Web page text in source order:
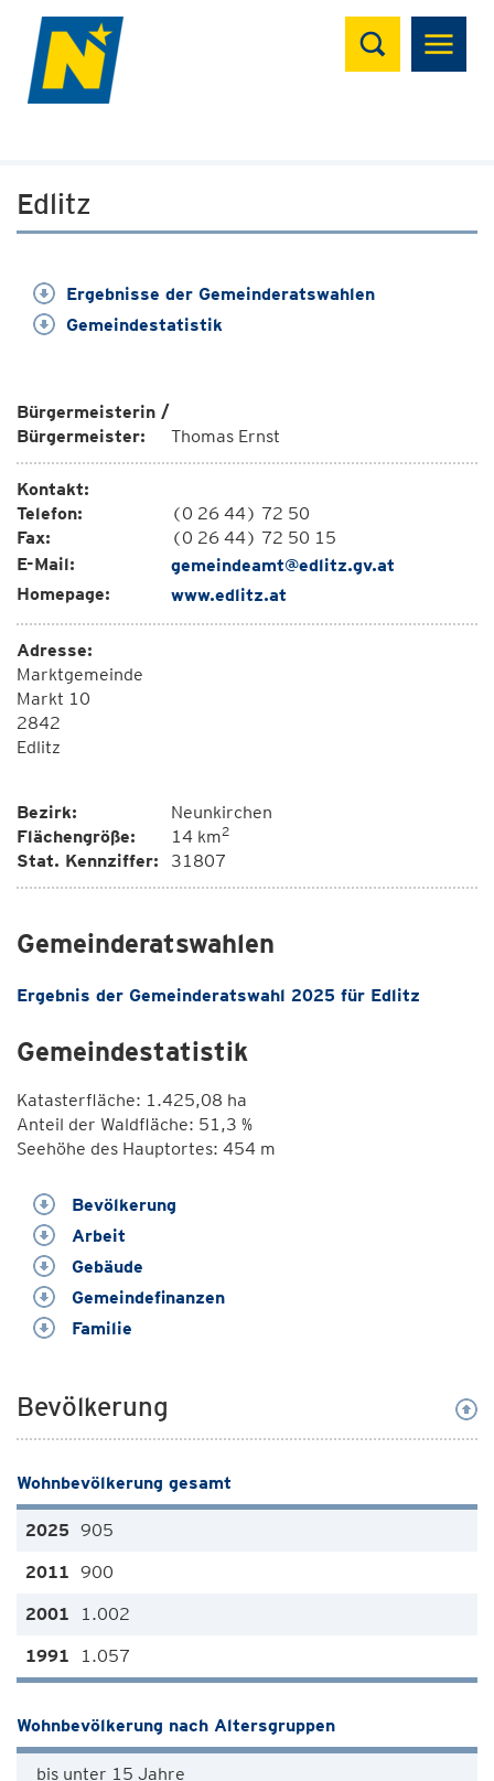
Suchen
Edlitz
Ergebnisse der Gemeinderatswahlen
Gemeindestatistik
Bürgermeisterin /
Bürgermeister:
Thomas Ernst
Kontakt:
Telefon:
(0 26 44) 72 50
Fax:
(0 26 44) 72 50 15
E-Mail:
gemeindeamt@edlitz.gv.at
Homepage:
www.edlitz.at
Adresse:
Marktgemeinde
Markt 10
2842
Edlitz
Bezirk:
Neunkirchen
Flächengröße:
14 km2
Stat. Kennziffer: 31807
Gemeinderatswahlen
Ergebnis der Gemeinderatswahl 2025 für Edlitz
Gemeindestatistik
Katasterfläche: 1.425,08 ha
Anteil der Waldfläche: 51,3 %
Seehöhe des Hauptortes: 454 m
Bevölkerung
Arbeit
Gebäude
Gemeindefinanzen
Familie
Bevölkerung
Wohnbevölkerung gesamt
905
900
1.002
1.057
Wohnbevölkerung nach Altersgruppen
bis unter 15 Jahre